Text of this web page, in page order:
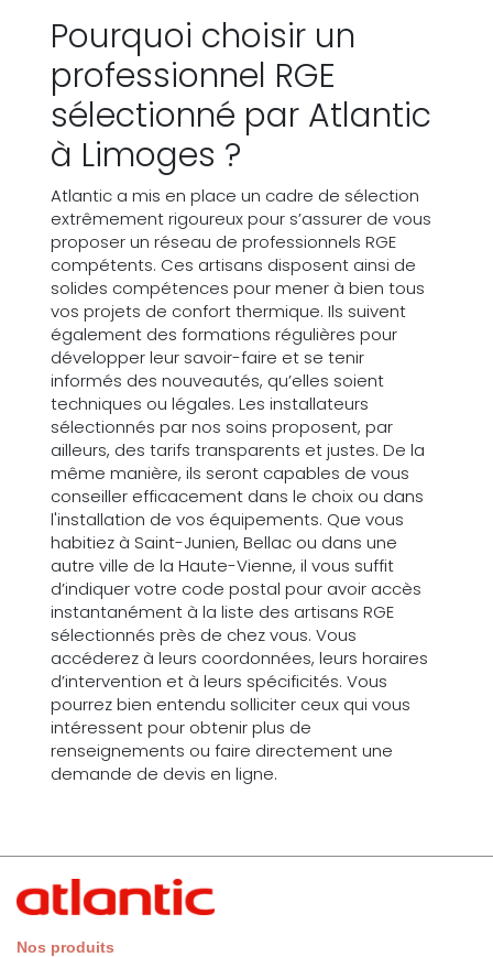
Pourquoi choisir un
professionnel RGE
sélectionné par Atlantic
à Limoges ?
Atlantic a mis en place un cadre de sélection
extrêmement rigoureux pour s’assurer de vous
proposer un réseau de professionnels RGE
compétents. Ces artisans disposent ainsi de
solides compétences pour mener à bien tous
vos projets de confort thermique. Ils suivent
également des formations régulières pour
développer leur savoir-faire et se tenir
informés des nouveautés, qu’elles soient
techniques ou légales. Les installateurs
sélectionnés par nos soins proposent, par
ailleurs, des tarifs transparents et justes. De la
même manière, ils seront capables de vous
conseiller efficacement dans le choix ou dans
l'installation de vos équipements. Que vous
habitiez à Saint-Junien, Bellac ou dans une
autre ville de la Haute-Vienne, il vous suffit
d’indiquer votre code postal pour avoir accès
instantanément à la liste des artisans RGE
sélectionnés près de chez vous. Vous
accéderez à leurs coordonnées, leurs horaires
d’intervention et à leurs spécificités. Vous
pourrez bien entendu solliciter ceux qui vous
intéressent pour obtenir plus de
renseignements ou faire directement une
demande de devis en ligne.
Nos produits